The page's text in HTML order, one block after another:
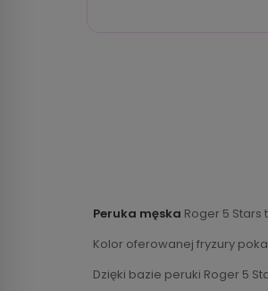
Peruka męska Roger 5
Kolor oferowanej fryzury
Dzięki bazie peruki Roger 5